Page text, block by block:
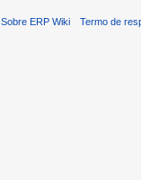
Sobre ERP Wiki Termo de